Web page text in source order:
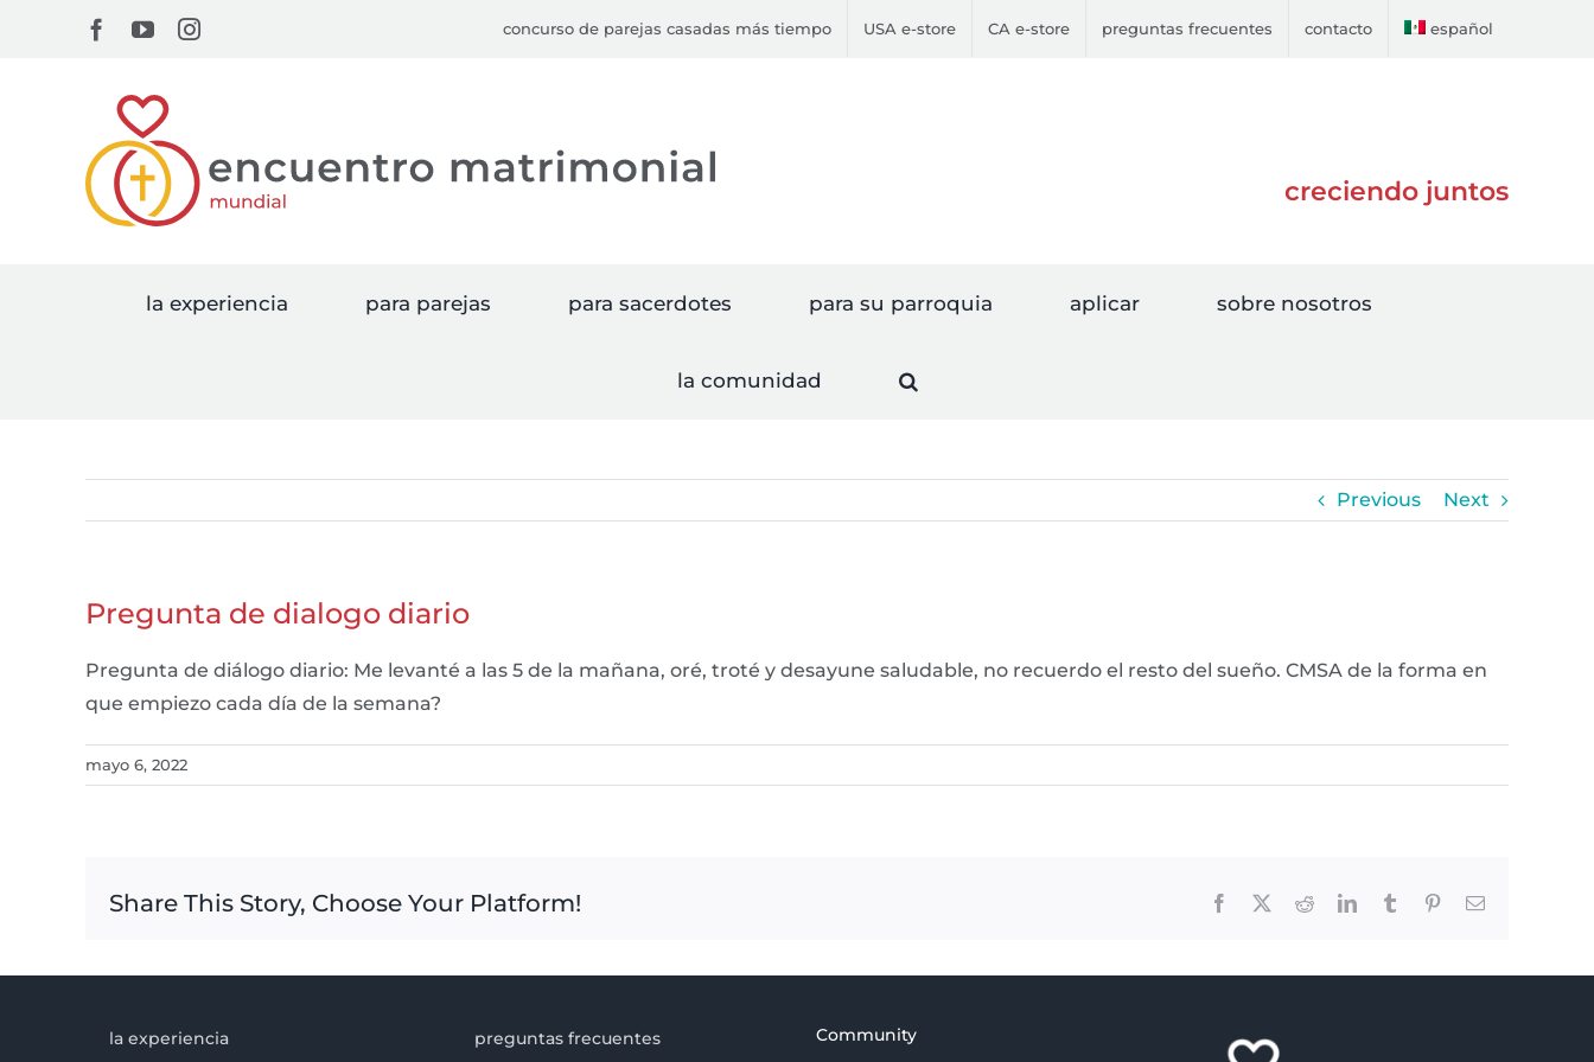
Facebook
YouTubeInstagram concurso de parejas casadas más tiempo USA e-store CA e-store preguntas frecuentes contacto español
creciendo juntos
la experiencia para parejas para sacerdotes para su parroquia aplicar sobre nosotros
la comunidad
Previous Next
Pregunta de dialogo diario
Pregunta de diálogo diario: Me levanté a las 5 de la mañana, oré, troté y desayune saludable, no recuerdo el resto del sueño. CMSA de la forma en
que empiezo cada día de la semana?
mayo 6, 2022
Share This Story, Choose Your Platform! Facebook RedditLinkedInTumblr PinterestEmail
la experiencia
preguntas frecuentes
Community